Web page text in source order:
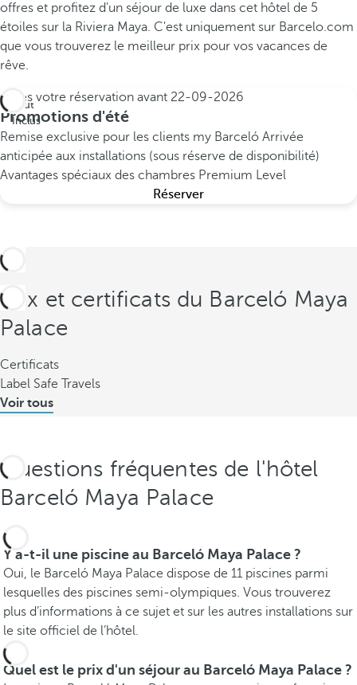
offres et profitez d'un séjour de luxe dans cet hôtel de 5
étoiles sur la Riviera Maya. C'est uniquement sur Barcelo.com
que vous trouverez le meilleur prix pour vos vacances de
rêve.
Tout
Inclus
Faites votre réservation avant 22-09-2026
Promotions d'été
Remise exclusive pour les clients my Barceló Arrivée
anticipée aux installations (sous réserve de disponibilité)
Avantages spéciaux des chambres Premium Level
Réserver
Prix et certificats du Barceló Maya
Palace
Certificats
Label Safe Travels
Voir tous
Questions fréquentes de l'hôtel
Barceló Maya Palace
Y a-t-il une piscine au Barceló Maya Palace ?
Oui, le Barceló Maya Palace dispose de 11 piscines parmi
lesquelles des piscines semi-olympiques. Vous trouverez
plus d’informations à ce sujet et sur les autres installations sur
le site officiel de l’hôtel.
Quel est le prix d'un séjour au Barceló Maya Palace ?